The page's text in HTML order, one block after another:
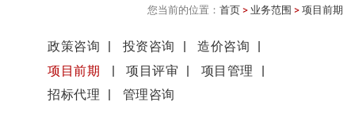
您当前的位置： 首页 > 业务范围 > 项目前期
政策咨询 投资咨询
造价咨询
项目前期
项目评审
项目管理
招标代理
管理咨询